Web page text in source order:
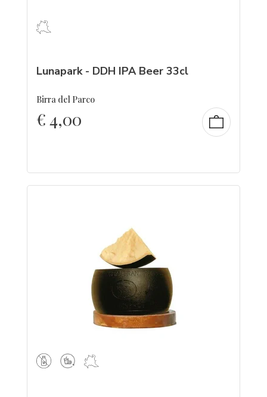
Lunapark - DDH IPA Beer 33cl
Birra del Parco
€4,00